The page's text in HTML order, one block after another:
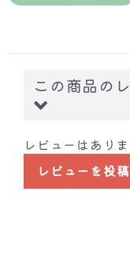
この商品の
レビューはありま
レビューを投稿